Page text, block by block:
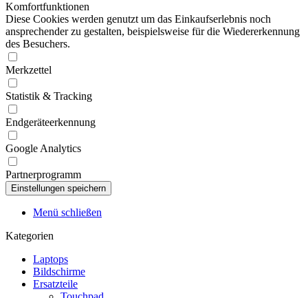
Komfortfunktionen
Diese Cookies werden genutzt um das Einkaufserlebnis noch
ansprechender zu gestalten, beispielsweise für die Wiedererkennung
des Besuchers.
Merkzettel
Statistik & Tracking
Endgeräteerkennung
Google Analytics
Partnerprogramm
Menü schließen
Kategorien
Laptops
Bildschirme
Ersatzteile